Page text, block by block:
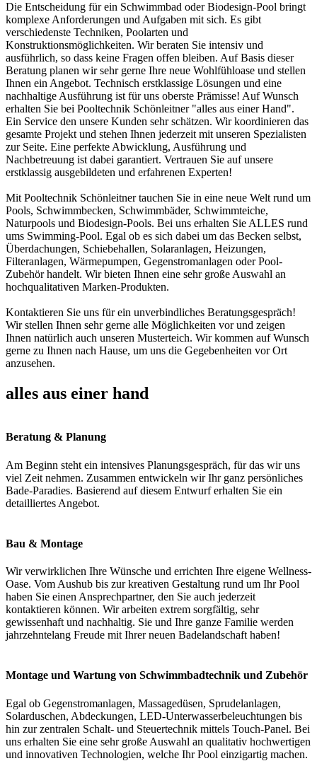
Die Entscheidung für ein Schwimmbad oder Biodesign-Pool bringt
komplexe Anforderungen und Aufgaben mit sich. Es gibt
verschiedenste Techniken, Poolarten und
Konstruktionsmöglichkeiten. Wir beraten Sie intensiv und
ausführlich, so dass keine Fragen offen bleiben. Auf Basis dieser
Beratung planen wir sehr gerne Ihre neue Wohlfühloase und stellen
Ihnen ein Angebot. Technisch erstklassige Lösungen und eine
nachhaltige Ausführung ist für uns oberste Prämisse! Auf Wunsch
erhalten Sie bei Pooltechnik Schönleitner "alles aus einer Hand".
Ein Service den unsere Kunden sehr schätzen. Wir koordinieren das
gesamte Projekt und stehen Ihnen jederzeit mit unseren Spezialisten
zur Seite. Eine perfekte Abwicklung, Ausführung und
Nachbetreuung ist dabei garantiert. Vertrauen Sie auf unsere
erstklassig ausgebildeten und erfahrenen Experten!
Mit Pooltechnik Schönleitner tauchen Sie in eine neue Welt rund um
Pools, Schwimmbecken, Schwimmbäder, Schwimmteiche,
Naturpools und Biodesign-Pools. Bei uns erhalten Sie ALLES rund
ums Swimming-Pool. Egal ob es sich dabei um das Becken selbst,
Überdachungen, Schiebehallen, Solaranlagen, Heizungen,
Filteranlagen, Wärmepumpen, Gegenstromanlagen oder Pool-
Zubehör handelt. Wir bieten Ihnen eine sehr große Auswahl an
hochqualitativen Marken-Produkten.
Kontaktieren Sie uns für ein unverbindliches Beratungsgespräch!
Wir stellen Ihnen sehr gerne alle Möglichkeiten vor und zeigen
Ihnen natürlich auch unseren Musterteich. Wir kommen auf Wunsch
gerne zu Ihnen nach Hause, um uns die Gegebenheiten vor Ort
anzusehen.
alles aus einer hand
Beratung & Planung
Am Beginn steht ein intensives Planungsgespräch, für das wir uns
viel Zeit nehmen. Zusammen entwickeln wir Ihr ganz persönliches
Bade-Paradies. Basierend auf diesem Entwurf erhalten Sie ein
detailliertes Angebot.
Bau & Montage
Wir verwirklichen Ihre Wünsche und errichten Ihre eigene Wellness-
Oase. Vom Aushub bis zur kreativen Gestaltung rund um Ihr Pool
haben Sie einen Ansprechpartner, den Sie auch jederzeit
kontaktieren können. Wir arbeiten extrem sorgfältig, sehr
gewissenhaft und nachhaltig. Sie und Ihre ganze Familie werden
jahrzehntelang Freude mit Ihrer neuen Badelandschaft haben!
Montage und Wartung von Schwimmbadtechnik und Zubehör
Egal ob Gegenstromanlagen, Massagedüsen, Sprudelanlagen,
Solarduschen, Abdeckungen, LED-Unterwasserbeleuchtungen bis
hin zur zentralen Schalt- und Steuertechnik mittels Touch-Panel. Bei
uns erhalten Sie eine sehr große Auswahl an qualitativ hochwertigen
und innovativen Technologien, welche Ihr Pool einzigartig machen.